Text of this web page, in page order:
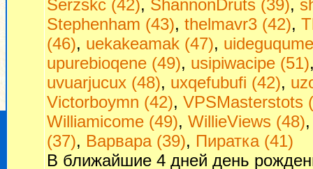
Serzskc (42), ShannonDruts (39),
Stephenham (43), thelmavr3 (42),
(46), uekakeamak (47),
upurebioqene (49), usipiwacipe (51)
uvuarjucux (48), uxqefubufi (42),
Victorboymn (42), VPSMasterstots
Williamicome (49), WillieViews (48)
(37), Варвара (39), Пиратка (41)
В ближайшие 4 дней день